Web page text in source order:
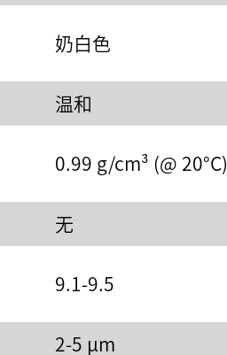
奶白色
温和
0.99 g/cm³ (@ 20°C)
无
9.1-9.5
2-5 µm